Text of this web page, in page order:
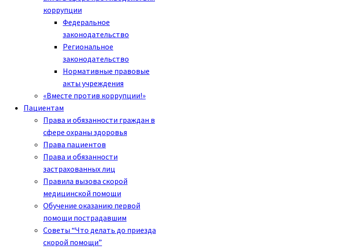
коррупции
Федеральное
законодательство
Региональное
законодательство
Нормативные правовые
акты учреждения
«Вместе против коррупции!»
Пациентам
Права и обязанности граждан в
сфере охраны здоровья
Права пациентов
Права и обязанности
застрахованных лиц
Правила вызова скорой
медицинской помощи
Обучение оказанию первой
помощи пострадавшим
Советы “Что делать до приезда
скорой помощи”